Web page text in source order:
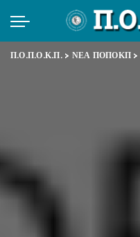
Π.Ο.Π.Ο.Κ.Π.> ΝΕΑ ΠΟΠΟΚΠ >